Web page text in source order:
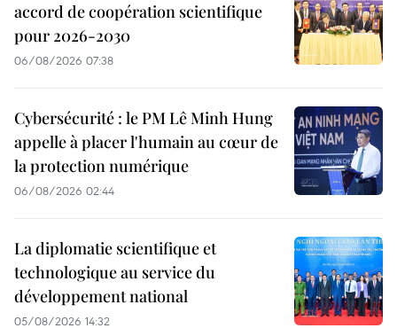
accord de coopération scientifique
pour 2026-2030
06/08/2026 07:38
Cybersécurité : le PM Lê Minh Hung
appelle à placer l'humain au cœur de
la protection numérique
06/08/2026 02:44
La diplomatie scientifique et
technologique au service du
développement national
05/08/2026 14:32